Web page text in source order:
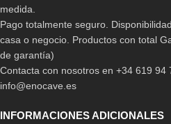
medida.
Pago totalmente seguro.
casa o negocio. Productos con total
de garantía)
Contacta con nosotros en +34 619 94
info@enocave.es
INFORMACIONES ADICIONALES